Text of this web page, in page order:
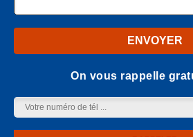
On vous rappelle